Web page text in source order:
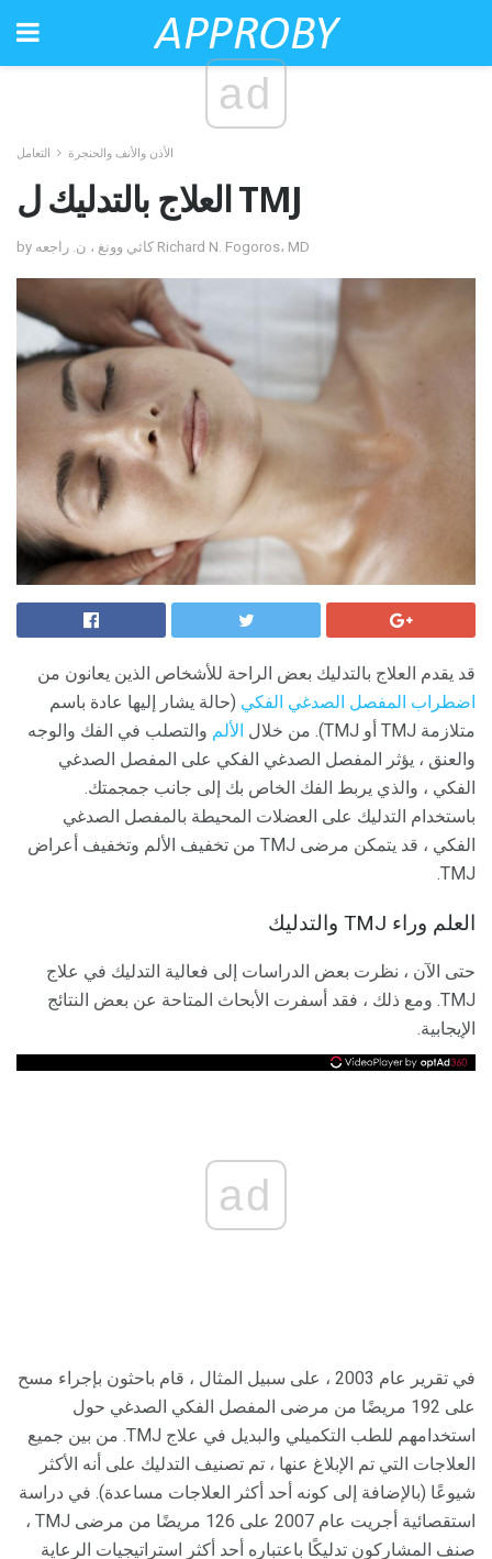
ad
الأذن والأنف والحنجرة التعامل
العلاج بالتدليك ل TMJ
by كاثي وونغ ، ن. راجعه Richard N. Fogoros، MD
قد يقدم العلاج بالتدليك بعض الراحة للأشخاص الذين يعانون من
اضطراب المفصل الصدغي الفكي (حالة يشار إليها عادة باسم
متلازمة TMJ أو TMJ). من خلال
الألم والتصلب في الفك والوجه
والعنق ، يؤثر المفصل الصدغي الفكي على المفصل الصدغي
الفكي ، والذي يربط الفك الخاص بك إلى جانب جمجمتك.
باستخدام التدليك على العضلات المحيطة بالمفصل الصدغي
الفكي ، قد يتمكن مرضى TMJ من تخفيف الألم وتخفيف أعراض
TMJ.
العلم وراء TMJ والتدليك
حتى الآن ، نظرت بعض الدراسات إلى فعالية التدليك في علاج
TMJ. ومع ذلك ، فقد أسفرت الأبحاث المتاحة عن بعض النتائج
الإيجابية.
ad
في تقرير عام 2003 ، على سبيل المثال ، قام باحثون بإجراء مسح
على 192 مريضًا من مرضى المفصل الفكي الصدغي حول
استخدامهم للطب التكميلي والبديل في علاج TMJ. من بين جميع
العلاجات التي تم الإبلاغ عنها ، تم تصنيف التدليك على أنه الأكثر
شيوعًا (بالإضافة إلى كونه أحد أكثر العلاجات مساعدة). في دراسة
استقصائية أجريت عام 2007 على 126 مريضًا من مرضى TMJ ،
صنف المشاركون تدليكًا باعتباره أحد أكثر استراتيجيات الرعاية